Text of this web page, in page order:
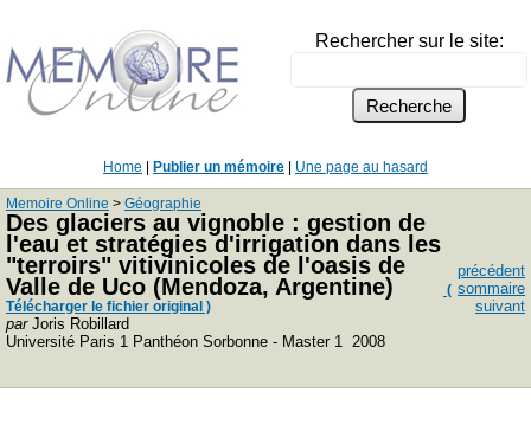
Rechercher sur le site:
Home Publier un mémoire Une page au hasard
Memoire Online > Géographie
Des glaciers au vignoble : gestion de
l'eau et stratégies d'irrigation dans les
"terroirs" vitivinicoles de l'oasis de
Valle de Uco (Mendoza, Argentine)
(
Télécharger le fichier original )
parJoris Robillard
Université Paris 1 Panthéon Sorbonne - Master 1 2008
précédent
sommaire
suivant